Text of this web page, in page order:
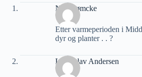
Nils Rømcke
Etter varmeperioden i
dyr og planter . . ?
Lars Olav Andersen